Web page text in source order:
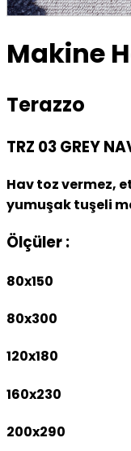
Makine
Terazzo
TRZ 03 GREY
Hav toz vermez,
yumuşak tuşeli
Ölçüler :
80x150
80x300
120x180
160x230
200x290